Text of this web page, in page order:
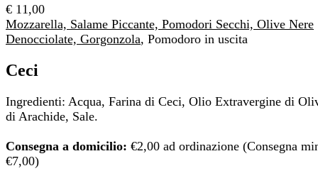
€ 11,00
Mozzarella, Salame Piccante, Pomodori Secchi, Olive Nere
Denocciolate, Gorgonzola, Pomodoro in uscita
Ceci
Ingredienti: Acqua, Farina di Ceci, Olio Extravergine di
di Arachide, Sale.
Consegna a domicilio: €2,00 ad ordinazione (Consegna
€7,00)